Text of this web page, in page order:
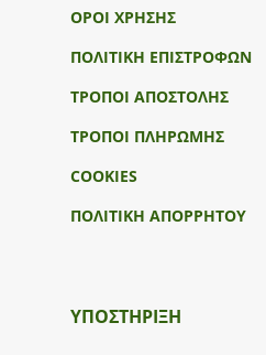
ΟΡΟΙ ΧΡΗΣΗΣ
ΠΟΛΙΤΙΚΗ ΕΠΙΣΤΡΟΦΩΝ
ΤΡΟΠΟΙ ΑΠΟΣΤΟΛΗΣ
ΤΡΟΠΟΙ ΠΛΗΡΩΜΗΣ
COOKIES
ΠΟΛΙΤΙΚΗ ΑΠΟΡΡΗΤΟΥ
ΥΠΟΣΤΉΡΙΞΗ